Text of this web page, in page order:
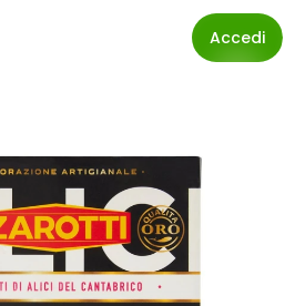
Accedi